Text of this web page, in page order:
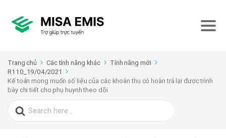
Trang chủ Các tính năng khác
Tính năng mới
R110_19/04/2021
Kế toán mong muốn số liệu của các khoản thu có hoàn trả lại được trình
bày chi tiết cho phụ huynh theo dõi
Search
for: